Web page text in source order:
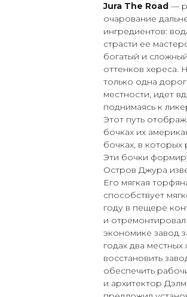
Jura The Road —
очарование
ингредиентов:
страсти ее
богатый и
оттенков хереса.
только одна
местности, идет
поднимаясь к
Этот путь
бочках их
бочках, в
Эти бочки
Остров Джура
Его мягкая
способствует
году в пещере
и
экономике завод
годах два
восстановить
обеспечить
и архитектор